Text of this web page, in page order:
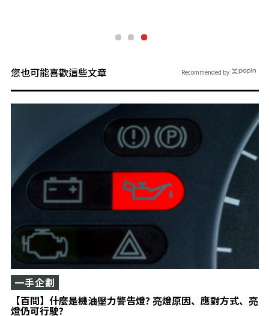
您也可能喜歡這些文章
【百問】什麼是機油壓力警告燈? 亮燈原因、應對方式、亮
燈仍可行駛?
一手企劃
Recommended by